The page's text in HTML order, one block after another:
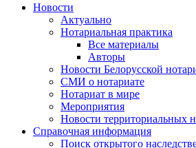
Новости
Актуально
Нотариальная практика
Все материалы
Авторы
Новости Белорусской
СМИ о нотариате
Нотариат в мире
Мероприятия
Новости территориальных
Справочная информация
Поиск открытого